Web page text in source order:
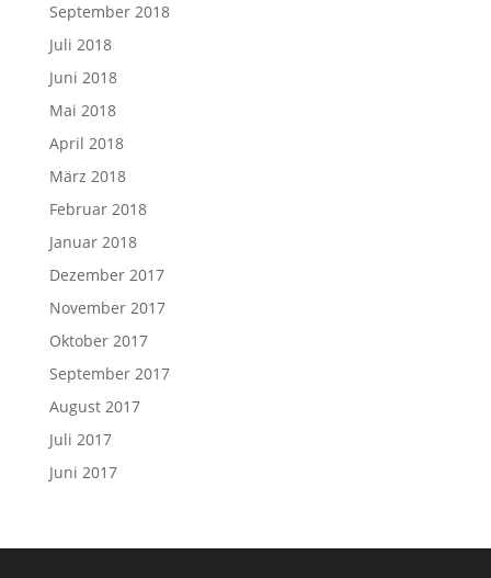
September 2018
Juli 2018
Juni 2018
Mai 2018
April 2018
März 2018
Februar 2018
Januar 2018
Dezember 2017
November 2017
Oktober 2017
September 2017
August 2017
Juli 2017
Juni 2017